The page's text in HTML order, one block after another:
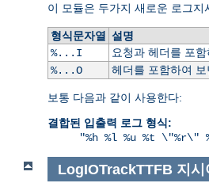
이 모듈은 두가지 새로운 로그
형식문자열
설명
%...I
요청과 헤더를 포
%...O
헤더를 포함하여
보통 다음과 같이 사용한다:
결합된 입출력 로그 형식:
"%h %l %u %t \"%r\"
LogIOTrackTTFB 지시